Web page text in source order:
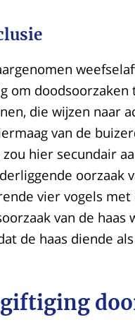
om
die wijzen naar
van de
zou hier secundair
oorzaak
vier vogels
van de
de haas diende